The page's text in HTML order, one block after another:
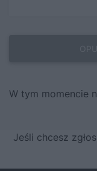
W tym momencie
Jeśli chcesz